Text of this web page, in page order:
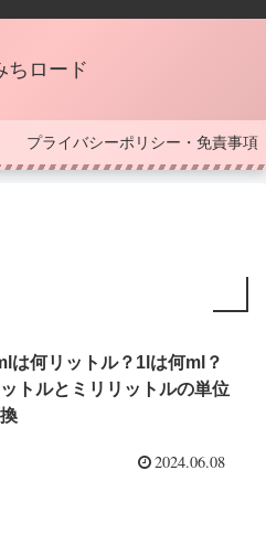
ちロード
プライバシーポリシー・免責事項
は何リットル？1lは何ml？
トルとミリリットルの単位
2024.06.08